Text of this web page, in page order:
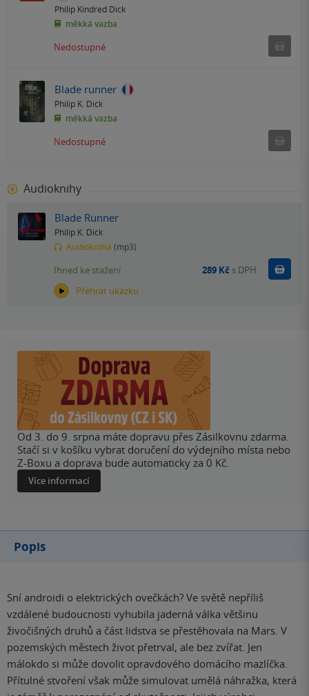
Philip Kindred Dick
měkká vazba
Nedostupné
Blade runner
Philip K. Dick
měkká vazba
Nedostupné
Audioknihy
Blade Runner
Philip K. Dick
Audiokniha (mp3)
Přehrát ukázku
Ihned ke stažení 289 Kč s DPH Koupit
Od 3. do 9. srpna máte dopravu přes Zásilkovnu zdarma.
Stačí si v košíku vybrat doručení do výdejního místa nebo
Z-Boxu a doprava bude automaticky za 0 Kč.
Více informací
Popis
Sní androidi o elektrických ovečkách? Ve světě nepříliš
vzdálené budoucnosti vyhubila jaderná válka většinu
živočišných druhů a část lidstva se přestěhovala na Mars. V
pozemských městech život přetrval, ale bez zvířat. Jen
málokdo si může dovolit opravdového domácího mazlíčka.
Přítulné stvoření však může simulovat umělá náhražka, která